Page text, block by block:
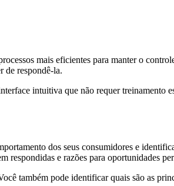
mais eficientes para manter o
de respondê-la.
intuitiva que não requer treinamento
dos seus consumidores e
respondidas e razões para oportunidades
também pode identificar quais são as